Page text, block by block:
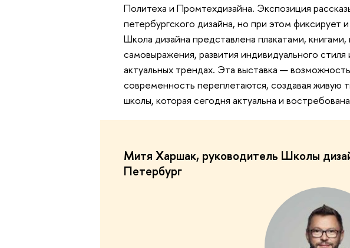
Политеха и Промтехдизайна. Экспозиция
петербургского дизайна, но при этом
Школа дизайна представлена плакатами,
самовыражения, развития индивидуального
актуальных трендах. Эта выставка —
современность переплетаются, создавая живую
школы, которая сегодня актуальна и
Митя Харшак, руководитель Школы
Петербург